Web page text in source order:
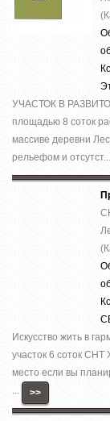
УЧАСТОК В
площадью 8 соток
массиве деревни
рельефом и отсутст...
Искусство жить в
учacтoк 6 coток СНТ
место если вы
>>